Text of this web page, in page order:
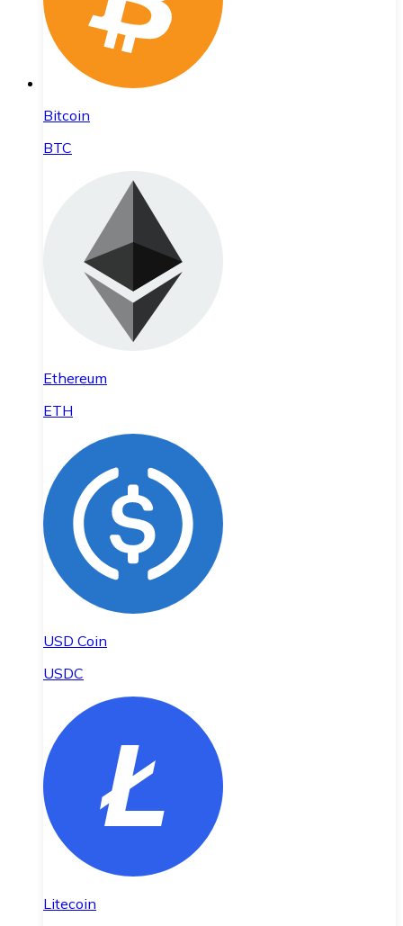
Bitcoin
BTC
Ethereum
ETH
USD Coin
USDC
Litecoin